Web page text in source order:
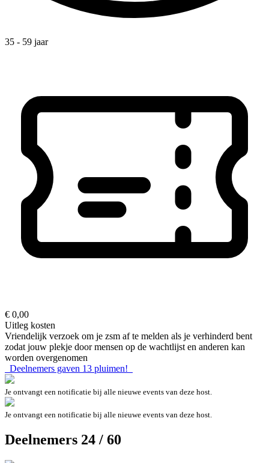
35 - 59 jaar
€ 0,00
Uitleg kosten
Vriendelijk verzoek om je zsm af te melden als je verhinderd bent
zodat jouw plekje door mensen op de wachtlijst en anderen kan
worden overgenomen
Deelnemers gaven 13 pluimen!
Je ontvangt een notificatie bij alle nieuwe events van deze host.
Je ontvangt een notificatie bij alle nieuwe events van deze host.
Deelnemers 24 / 60